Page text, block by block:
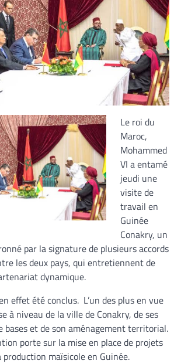
Le roi du
Maroc,
Mohammed
VI a entamé
jeudi une
visite de
travail en
Guinée
Conakry, un
par la signature de plusieurs accords
les deux pays, qui entretiennent de
dynamique.
effet été conclus. L’un des plus en vue
à niveau de la ville de Conakry, de ses
et de son aménagement territorial.
porte sur la mise en place de projets
production maïsicole en Guinée.